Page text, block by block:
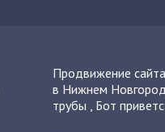
Продвижение
в Нижнем
трубы , Бот